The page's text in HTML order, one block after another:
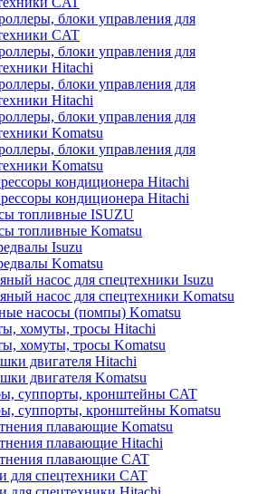
блоки управления для
CAT
блоки управления для
Hitachi
блоки управления для
Hitachi
блоки управления для
Komatsu
блоки управления для
Komatsu
кондиционера Hitachi
кондиционера Hitachi
топливные ISUZU
топливные Komatsu
Isuzu
Komatsu
насос для спецтехники Isuzu
насос для спецтехники Komatsu
насосы (помпы) Komatsu
хомуты, тросы Hitachi
хомуты, тросы Komatsu
двигателя Hitachi
двигателя Komatsu
суппорты, кронштейны CAT
суппорты, кронштейны Komatsu
плавающие Komatsu
плавающие Hitachi
плавающие CAT
для спецтехники CAT